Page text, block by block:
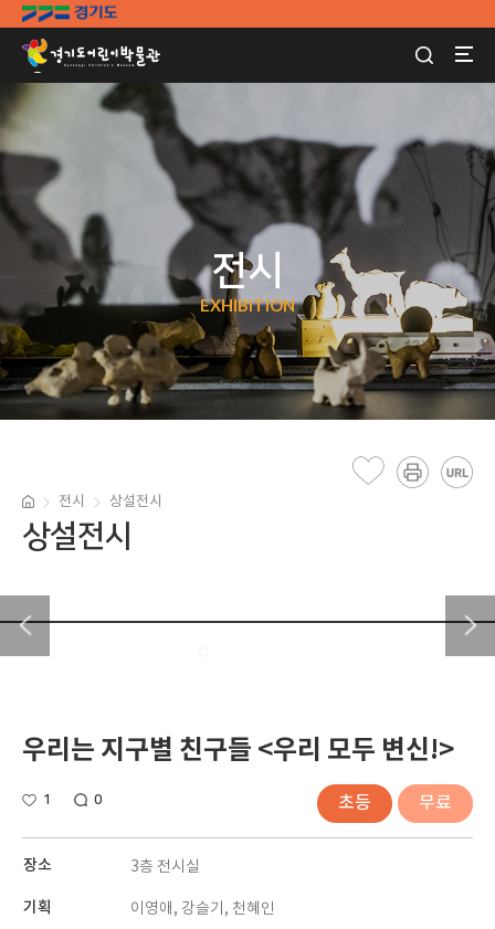
전시
EXHIBITION
전시 상설전시
상설전시
우리는 지구별 친구들 <우리 모두 변신!>
1 0 초등 무료
장소 3층 전시실
기획 이영애, 강슬기, 천혜인